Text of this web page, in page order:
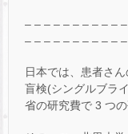
– – – – – – – – – –
– – – – – – – – – –
日本では、患者さ
盲検(シングルブラ
省の研究費で 3 つ